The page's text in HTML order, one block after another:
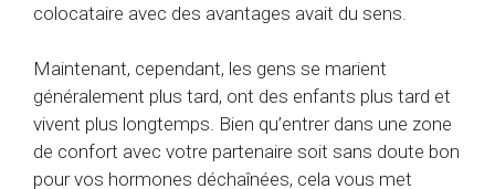
colocataire avec des avantages avait du sens.
Maintenant, cependant, les gens se marient
généralement plus tard, ont des enfants plus tard et
vivent plus longtemps. Bien qu’entrer dans une zone
de confort avec votre partenaire soit sans doute bon
pour vos hormones déchaînées, cela vous met